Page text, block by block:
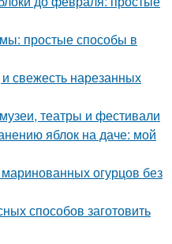
простые способы в
свежесть нарезанных
театры и фестивали
яблок на даче: мой
огурцов без
способов заготовить